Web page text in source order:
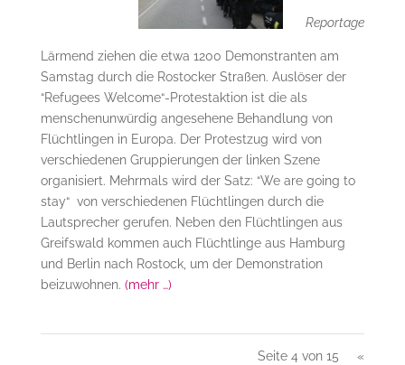
Reportage
Lärmend ziehen die etwa 1200 Demonstranten am
Samstag durch die Rostocker Straßen. Auslöser der
“Refugees Welcome“-Protestaktion ist die als
menschenunwürdig angesehene Behandlung von
Flüchtlingen in Europa. Der Protestzug wird von
verschiedenen Gruppierungen der linken Szene
organisiert. Mehrmals wird der Satz: “We are going to
stay“ von verschiedenen Flüchtlingen durch die
Lautsprecher gerufen. Neben den Flüchtlingen aus
Greifswald kommen auch Flüchtlinge aus Hamburg
und Berlin nach Rostock, um der Demonstration
beizuwohnen. (mehr …)
Seite 4 von 15
«